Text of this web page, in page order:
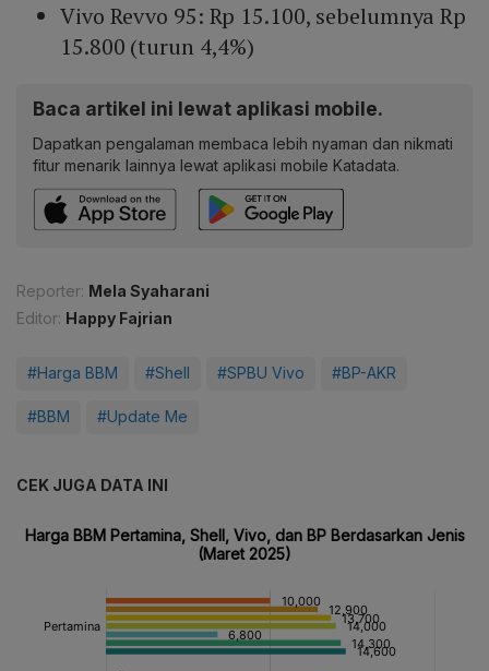
Vivo Revvo 95: Rp 15.100, sebelumnya Rp
15.800 (turun 4,4%)
Baca artikel ini lewat aplikasi mobile.
Dapatkan pengalaman membaca lebih nyaman dan nikmati
fitur menarik lainnya lewat aplikasi mobile Katadata.
Reporter: Mela Syaharani
Editor: Happy Fajrian
#Harga BBM #Shell #SPBU Vivo #BP-AKR
#BBM #Update Me
CEK JUGA DATA INI